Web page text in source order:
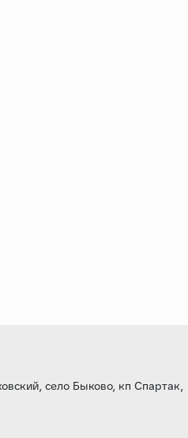
село Быково, кп Спартак,